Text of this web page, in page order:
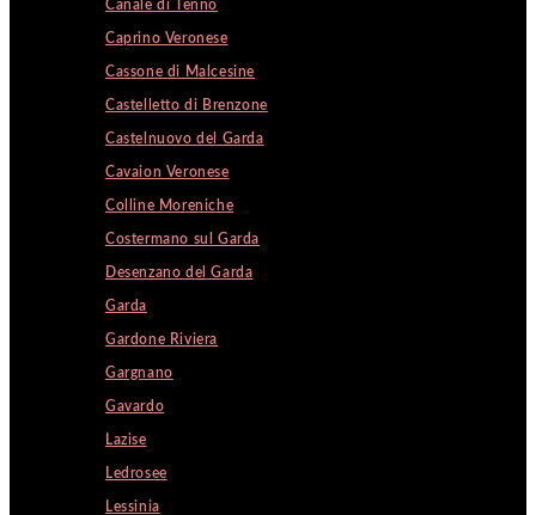
Canale di Tenno
Caprino Veronese
Cassone di Malcesine
Castelletto di Brenzone
Castelnuovo del Garda
Cavaion Veronese
Colline Moreniche
Costermano sul Garda
Desenzano del Garda
Garda
Gardone Riviera
Gargnano
Gavardo
Lazise
Ledrosee
Lessinia